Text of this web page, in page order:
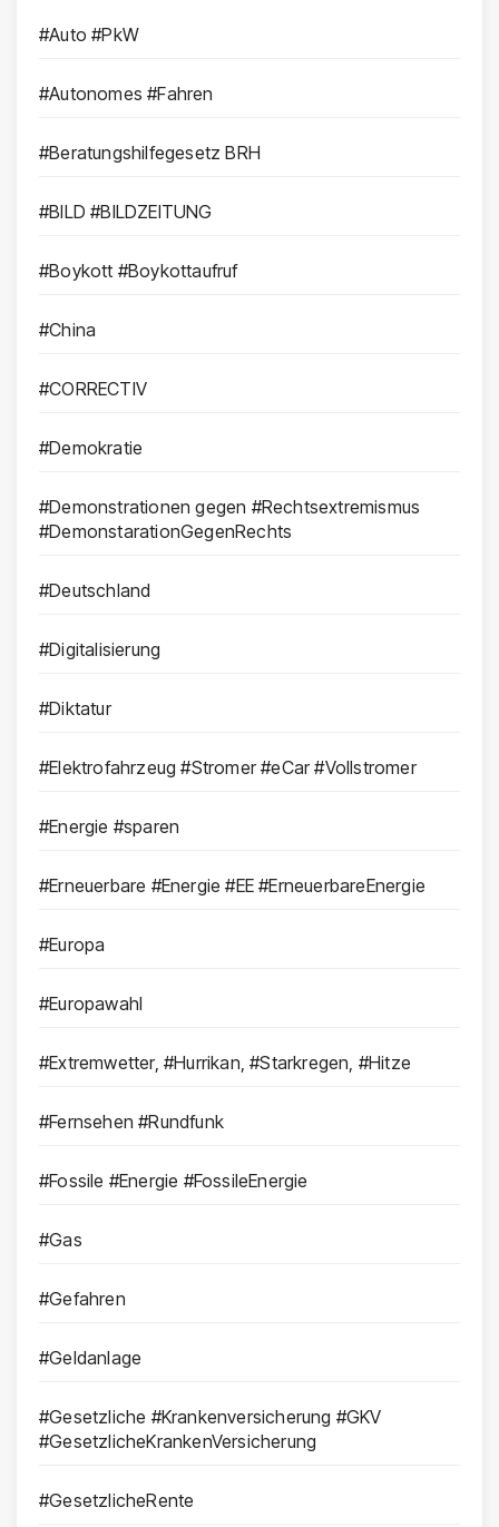
#Auto #PkW
#Autonomes #Fahren
#Beratungshilfegesetz BRH
#BILD #BILDZEITUNG
#Boykott #Boykottaufruf
#China
#CORRECTIV
#Demokratie
#Demonstrationen gegen #Rechtsextremismus
#DemonstarationGegenRechts
#Deutschland
#Digitalisierung
#Diktatur
#Elektrofahrzeug #Stromer #eCar #Vollstromer
#Energie #sparen
#Erneuerbare #Energie #EE #ErneuerbareEnergie
#Europa
#Europawahl
#Extremwetter, #Hurrikan, #Starkregen, #Hitze
#Fernsehen #Rundfunk
#Fossile #Energie #FossileEnergie
#Gas
#Gefahren
#Geldanlage
#Gesetzliche #Krankenversicherung #GKV
#GesetzlicheKrankenVersicherung
#GesetzlicheRente